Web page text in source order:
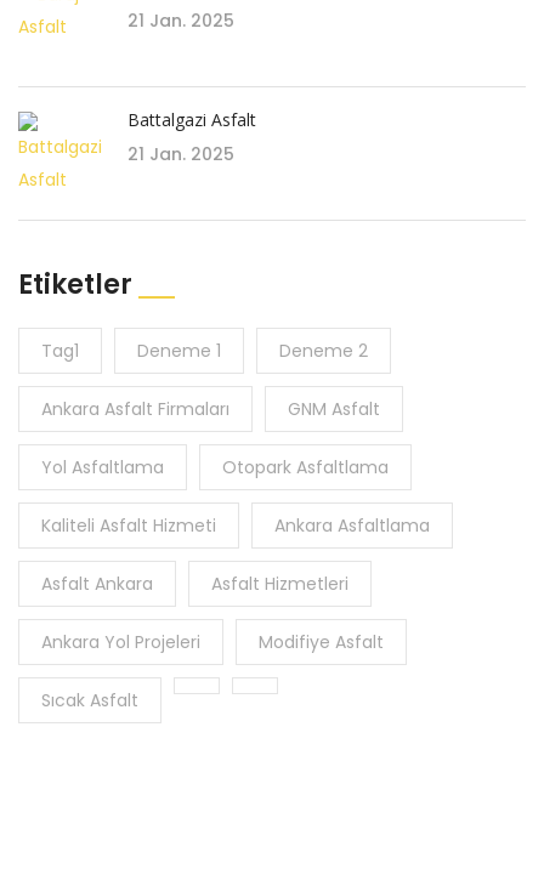
21 Jan. 2025
Battalgazi Asfalt
21 Jan. 2025
Etiketler
Tag1 Deneme 1 Deneme 2
Ankara Asfalt Firmaları GNM Asfalt
Yol Asfaltlama Otopark Asfaltlama
Kaliteli Asfalt Hizmeti Ankara Asfaltlama
Asfalt Ankara Asfalt Hizmetleri
Ankara Yol Projeleri Modifiye Asfalt
Sıcak Asfalt